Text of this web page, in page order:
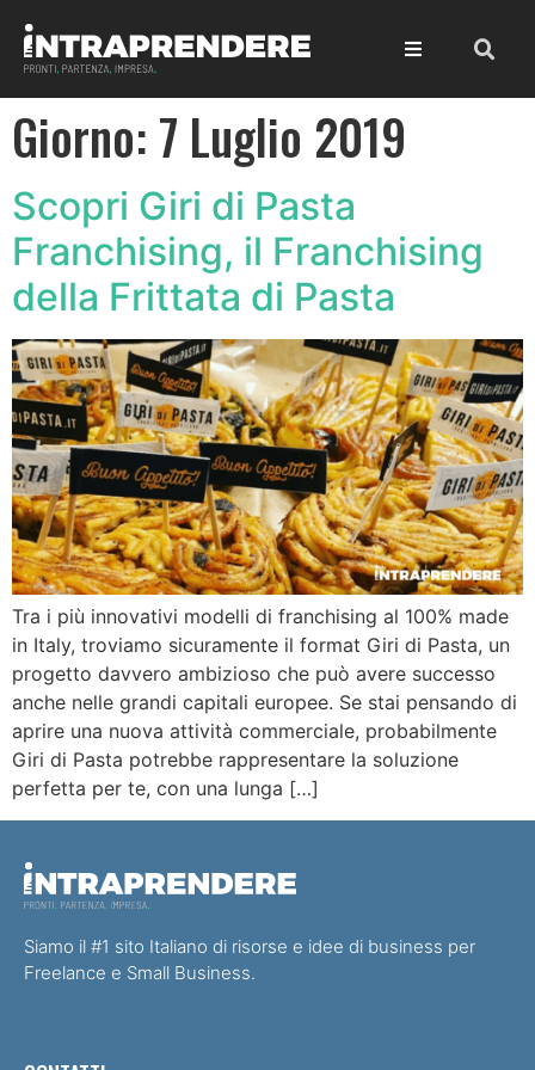
Giorno: 7 Luglio 2019
Scopri Giri di Pasta
Franchising, il Franchising
della Frittata di Pasta
Tra i più innovativi modelli di franchising al 100% made
in Italy, troviamo sicuramente il format Giri di Pasta, un
progetto davvero ambizioso che può avere successo
anche nelle grandi capitali europee. Se stai pensando di
aprire una nuova attività commerciale, probabilmente
Giri di Pasta potrebbe rappresentare la soluzione
perfetta per te, con una lunga […]
Siamo il #1 sito Italiano di risorse e idee di business per
Freelance e Small Business.